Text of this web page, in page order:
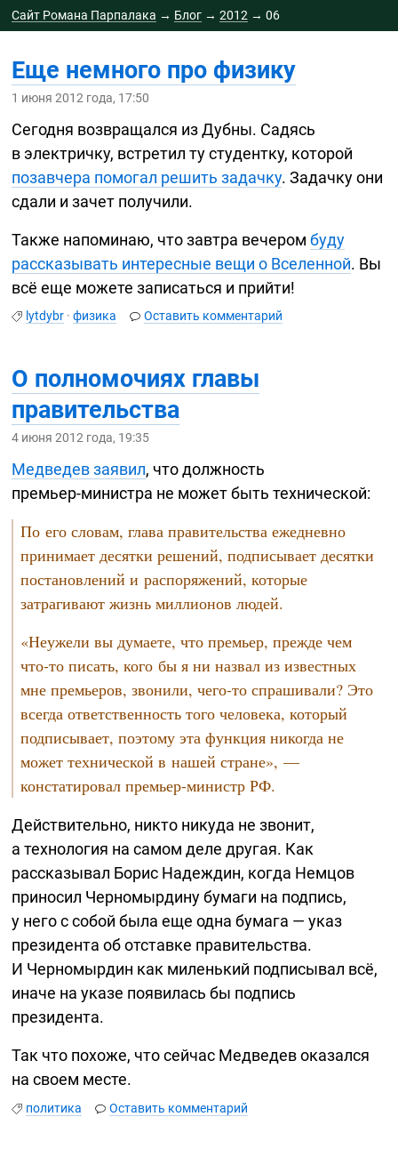
Сайт Романа Парпалака → Блог →2012 →06
Еще немного про физику
1 июня 2012 года, 17:50
Сегодня возвращался из Дубны. Садясь
в электричку, встретил ту студентку, которой
позавчера помогал решить задачку. Задачку они
сдали и зачет получили.
Также напоминаю, что завтра вечеромбуду
рассказывать интересные вещи о Вселенной. Вы
всё еще можете записаться и прийти!
lytdybr ·физика Оставить комментарий
О полномочиях главы
правительства
4 июня 2012 года, 19:35
Медведев заявил, что должность
премьер-министра не может быть технической:
По его словам, глава правительства ежедневно
принимает десятки решений, подписывает десятки
постановлений и распоряжений, которые
затрагивают жизнь миллионов людей.
«Неужели вы думаете, что премьер, прежде чем
что-то писать, кого бы я ни назвал из известных
мне премьеров, звонили,чего-то спрашивали? Это
всегда ответственность того человека, который
подписывает, поэтому эта функция никогда не
может технической в нашей стране», —
констатировалпремьер-министр РФ.
Действительно, никто никуда не звонит,
а технология на самом деле другая. Как
рассказывал Борис Надеждин, когда Немцов
приносил Черномырдину бумаги на подпись,
у него с собой была еще одна бумага — указ
президента об отставке правительства.
И Черномырдин как миленький подписывал всё,
иначе на указе появилась бы подпись
президента.
Так что похоже, что сейчас Медведев оказался
на своем месте.
политика Оставить комментарий